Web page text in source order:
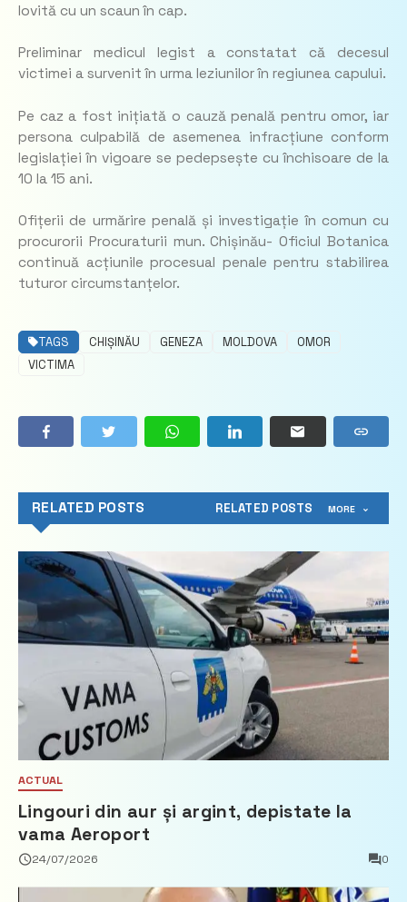
lovită cu un scaun în cap.
Preliminar medicul legist a constatat că decesul
victimei a survenit în urma leziunilor în regiunea capului.
Pe caz a fost inițiată o cauză penală pentru omor, iar
persona culpabilă de asemenea infracțiune conform
legislației în vigoare se pedepsește cu închisoare de la
10 la 15 ani.
Ofițerii de urmărire penală și investigație în comun cu
procurorii Procuraturii mun. Chișinău- Oficiul Botanica
continuă acțiunile procesual penale pentru stabilirea
tuturor circumstanțelor.
TAGS CHIȘINĂU GENEZA MOLDOVA
OMOR
VICTIMA
RELATED POSTS RELATED POSTS MORE
ACTUAL
Lingouri din aur și argint, depistate la
vama Aeroport
24/07/2026 0